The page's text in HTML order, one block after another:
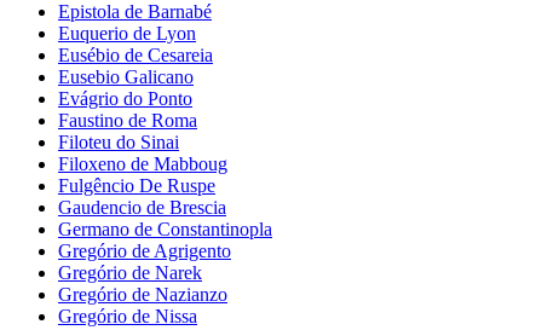
Epistola de Barnabé
Euquerio de Lyon
Eusébio de Cesareia
Eusebio Galicano
Evágrio do Ponto
Faustino de Roma
Filoteu do Sinai
Filoxeno de Mabboug
Fulgêncio De Ruspe
Gaudencio de Brescia
Germano de Constantinopla
Gregório de Agrigento
Gregório de Narek
Gregório de Nazianzo
Gregório de Nissa